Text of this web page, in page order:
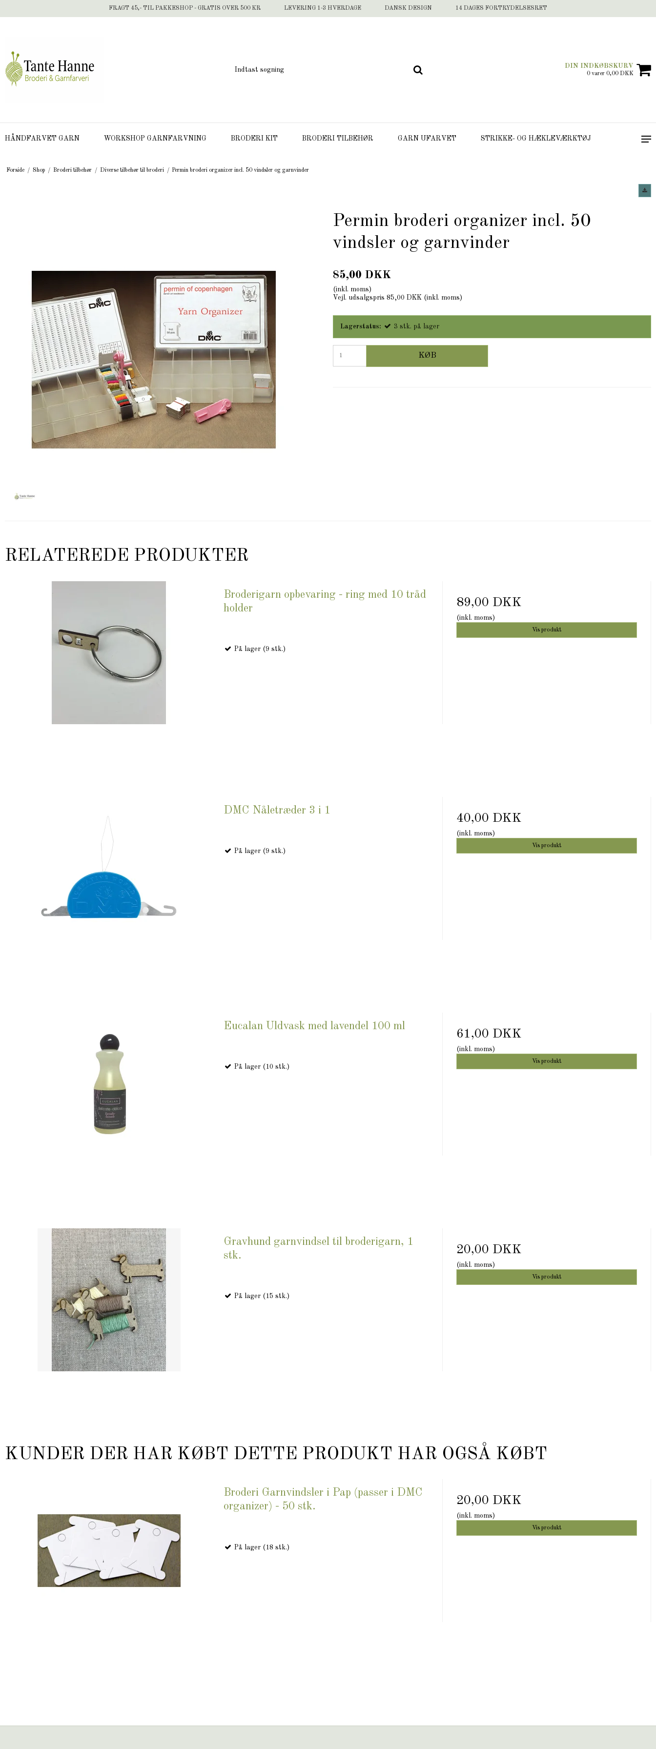
FRAGT 45,- TIL PAKKESHOP - GRATIS OVER 500 KR LEVERING 1-3 HVERDAGE DANSK DESIGN 14 DAGES FORTRYDELSESRET
DIN INDKØBSKURV
0 varer 0,00 DKK
HÅNDFARVET GARN WORKSHOP GARNFARVNING BRODERI KIT BRODERI TILBEHØR GARN UFARVET STRIKKE- OG HÆKLEVÆRKTØJ
Forside / Shop / Broderi tilbehør / Diverse tilbehør til broderi / Permin broderi organizer incl. 50 vindsler og garnvinder
Permin broderi organizer incl. 50
vindsler og garnvinder
85,00 DKK
(inkl. moms)
Vejl. udsalgspris 85,00 DKK (inkl. moms)
Lagerstatus: 3 stk. på lager
KØB
RELATEREDE PRODUKTER
Broderigarn opbevaring - ring med 10 tråd
holder
På lager (9 stk.)
89,00 DKK
(inkl. moms)
Vis produkt
DMC Nåletræder 3 i 1
På lager (9 stk.)
40,00 DKK
(inkl. moms)
Vis produkt
Eucalan Uldvask med lavendel 100 ml
På lager (10 stk.)
61,00 DKK
(inkl. moms)
Vis produkt
Gravhund garnvindsel til broderigarn, 1
stk.
På lager (15 stk.)
20,00 DKK
(inkl. moms)
Vis produkt
KUNDER DER HAR KØBT DETTE PRODUKT HAR OGSÅ KØBT
Broderi Garnvindsler i Pap (passer i DMC
organizer) - 50 stk.
På lager (18 stk.)
20,00 DKK
(inkl. moms)
Vis produkt